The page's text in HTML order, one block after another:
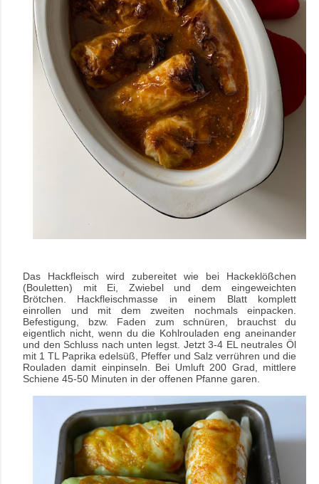
Das Hackfleisch wird zubereitet wie bei Hackeklößchen
(Bouletten) mit Ei, Zwiebel und dem eingeweichten
Brötchen. Hackfleischmasse in einem Blatt komplett
einrollen und mit dem zweiten nochmals einpacken.
Befestigung, bzw. Faden zum schnüren, brauchst du
eigentlich nicht, wenn du die Kohlrouladen eng aneinander
und den Schluss nach unten legst. Jetzt 3-4 EL neutrales Öl
mit 1 TL Paprika edelsüß, Pfeffer und Salz verrühren und die
Rouladen damit einpinseln. Bei Umluft 200 Grad, mittlere
Schiene 45-50 Minuten in der offenen Pfanne garen.